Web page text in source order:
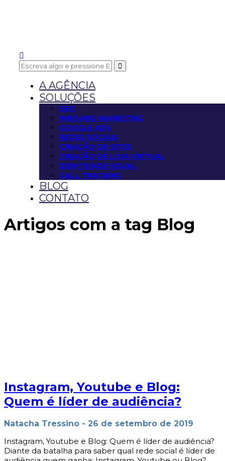
A AGÊNCIA
SOLUÇÕES
SEO
INBOUND MARKETING
GOOGLE ADS
REDES SOCIAIS
CRIAÇÃO DE SITES
CRIAÇÃO DE LOJA VIRTUAL
IDENTIDADE VISUAL
CALL TRACKING
BLOG
CONTATO
Artigos com a tag Blog
Instagram, Youtube e Blog:
Quem é líder de audiência?
Natacha Tressino - 26 de setembro de 2019
Instagram, Youtube e Blog: Quem é líder de audiência?
Diante da batalha para saber qual rede social é líder de